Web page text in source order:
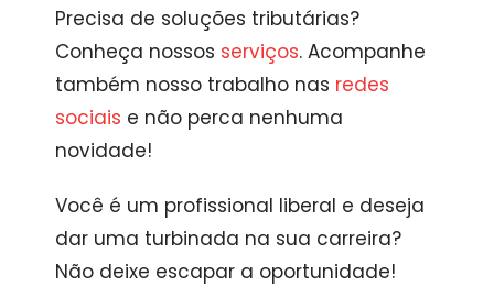
Precisa de soluções tributárias?
Conheça nossos serviços. Acompanhe
também nosso trabalho nas redes
sociais e não perca nenhuma
novidade!
Você é um profissional liberal e deseja
dar uma turbinada na sua carreira?
Não deixe escapar a oportunidade!